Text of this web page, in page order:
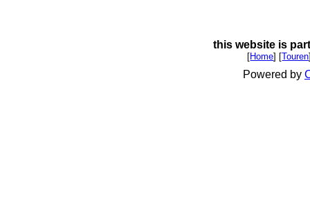
this website is
[Home] [Touren
Powered by